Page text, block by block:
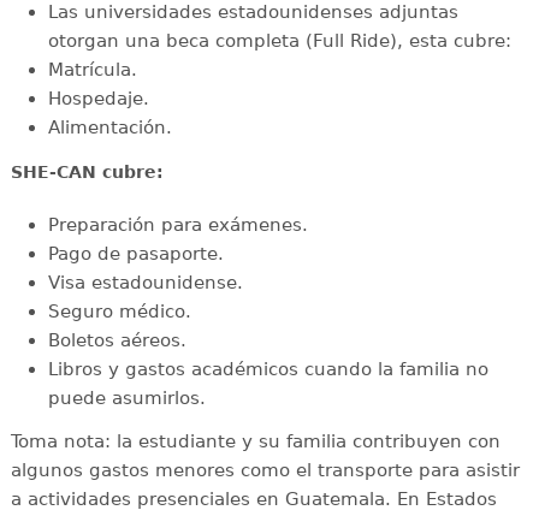
Las universidades estadounidenses adjuntas
otorgan una beca completa (Full Ride), esta cubre:
Matrícula.
Hospedaje.
Alimentación.
SHE-CAN cubre:
Preparación para exámenes.
Pago de pasaporte.
Visa estadounidense.
Seguro médico.
Boletos aéreos.
Libros y gastos académicos cuando la familia no
puede asumirlos.
Toma nota: la estudiante y su familia contribuyen con
algunos gastos menores como el transporte para asistir
a actividades presenciales en Guatemala. En Estados